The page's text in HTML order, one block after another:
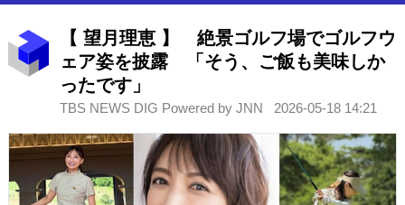
【 望月理恵 】 絶景ゴルフ場でゴルフウ
ェア姿を披露 「そう、ご飯も美味しか
ったです」
TBS NEWS DIG Powered by JNN 2026-05-18 14:21